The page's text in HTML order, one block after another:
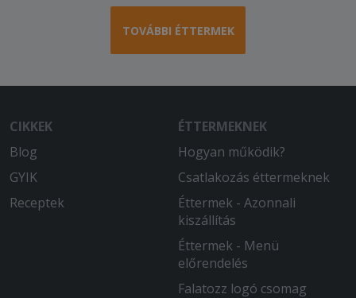
éhes vissza kűldöm. Tocsogott a
zsírban meg oda volt az is égetve,
2025-06-06 - Anna:
A pizza tésztája nagyon sűrű és vastag
volt, a feltéttel nem volt gond.
TOVÁBBI ÉTTERMEK
CIKKEK
Blog
GYIK
Receptek
ÉTTERMEKNEK
Hogyan működik?
Csatlakozás éttermeknek
Éttermek - Azonnali
kiszállítás
Éttermek - Menü
előrendelés
Falatozz logó csomag